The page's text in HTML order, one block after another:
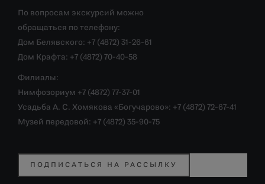
По вопросам экскурсий можно
обращаться по телефону:
Дом Белявского: +7 (4872) 31-26-61
Дом Крафта: +7 (4872) 70-40-58
Филиалы:
Нимфозориум +7 (4872) 77-37-01
Усадьба А. С. Хомякова «Богучарово»: +7 (4872) 72-67-41
Музей передовой: +7 (4872) 35-90-75
ПОДПИСАТЬСЯ НА РАССЫЛКУ